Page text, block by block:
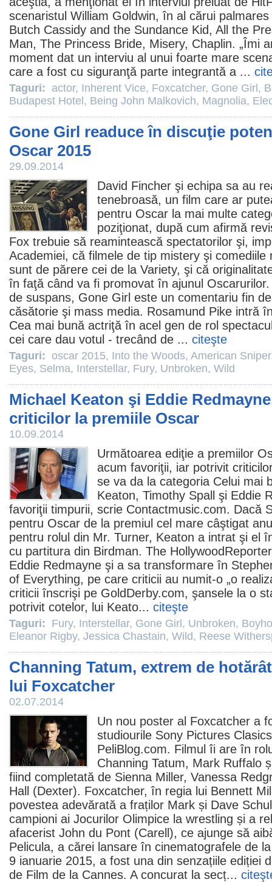
scenaristul William Goldwin, în al cărui
Butch Cassidy and the Sundance Kid, All the
Man, The Princess Bride, Misery, Chaplin. „Îmi
moment dat un interviu al unui foarte mare
care a fost cu siguranţă parte integrantă a ...
Taguri: actor, Inherent Vice, Foxcatcher, Gone Girl ,
Budapest Hotel , Being John Malkovich, Magnolia,
Gone Girl readuce în discuţie
Oscar 2015
29.09.2014
David Fincher şi echipa sa au
tenebroasă, un film care ar
pentru Oscar la mai multe
poziţionat, după cum afirmă
Fox trebuie să reamintească spectatorilor şi,
Academiei, că filmele de tip mistery şi
sunt de părere cei de la Variety, şi că
în faţă când va fi promovat în ajunul
de suspans, Gone Girl este un comentariu fin
căsătorie şi mass media. Rosamund Pike intră
Cea mai bună actriţă în acel gen de rol
cei care dau votul - trecând de ... citeşte
Taguri: oscar 2015, Into the Woods, American Sniper
Eyes, Selma, Interstellar, Fury, Unbroken, Wild
Michael Keaton şi Eddie
criticilor la premiile Oscar
10.09.2014
Următoarea ediţie a premiilor
acum favoriţii, iar potrivit
se va da la categoria Celui mai
Keaton, Timothy Spall şi Eddie
favoriţii timpurii, scrie Contactmusic.com. Dacă
pentru Oscar de la premiul cel mare câştigat
pentru rolul din Mr. Turner, Keaton a intrat şi el
cu partitura din Birdman. The
Eddie Redmayne şi a sa transformare în
of Everything, pe care criticii au numit-o „o
criticii înscrişi pe GoldDerby.com, şansele la o
potrivit cotelor, lui Keato... citeşte
Taguri: Fury, Interstellar, Gone Girl , Unbroken,
Eleanor Rigby, Jessica Chastain, Wild, Reese
Channing Tatum, extrem de
lui Foxcatcher
02.07.2014
Un nou poster al Foxcatcher a
studiourile Sony Pictures
PeliBlog.com. Filmul îi are în
Channing Tatum, Mark Ruffalo
fiind completată de Sienna Miller, Vanessa
Hall (Dexter). Foxcatcher, în regia lui Bennett
povestea adevărată a fraților Mark și Dave
campioni ai Jocurilor Olimpice la wrestling și a
afacerist John du Pont (Carell), ce ajunge să
Pelicula, a cărei lansare în cinematografele de
9 ianuarie 2015, a fost una din senzațiile ediției
de Film de la Cannes. A concurat la secț...